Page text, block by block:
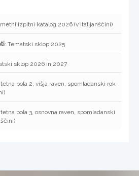
izpitni katalog 2026 (v italijanščini)
: Tematski sklop 2025
sklop 2026 in 2027
pola 2, višja raven, spomladanski rok
pola 3, osnovna raven, spomladanski